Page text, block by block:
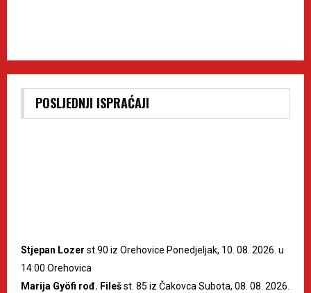
POSLJEDNJI ISPRAĆAJI
Stjepan Lozer st.90 iz Orehovice Ponedjeljak, 10. 08. 2026. u
14:00 Orehovica
Marija Gyöfi rođ. Filešst. 85 iz Čakovca Subota, 08. 08. 2026.